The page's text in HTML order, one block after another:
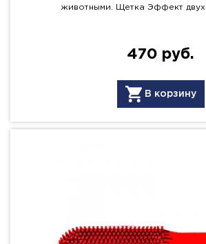
животными. Щетка Эффект
470 руб.
В корзину